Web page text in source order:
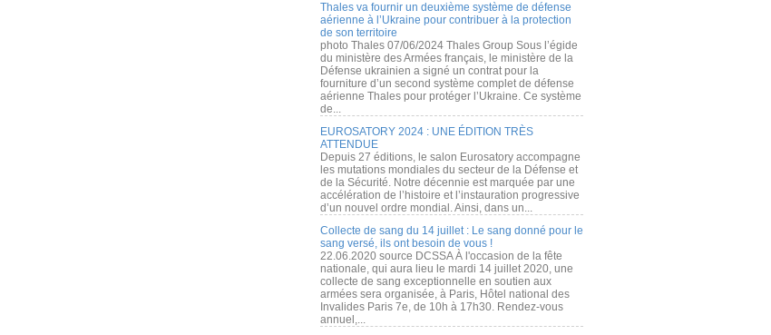
Thales va fournir un deuxième système de défense
aérienne à l’Ukraine pour contribuer à la protection
de son territoire
photo Thales 07/06/2024 Thales Group Sous l’égide
du ministère des Armées français, le ministère de la
Défense ukrainien a signé un contrat pour la
fourniture d’un second système complet de défense
aérienne Thales pour protéger l’Ukraine. Ce système
de...
EUROSATORY 2024 : UNE ÉDITION TRÈS
ATTENDUE
Depuis 27 éditions, le salon Eurosatory accompagne
les mutations mondiales du secteur de la Défense et
de la Sécurité. Notre décennie est marquée par une
accélération de l’histoire et l’instauration progressive
d’un nouvel ordre mondial. Ainsi, dans un...
Collecte de sang du 14 juillet : Le sang donné pour le
sang versé, ils ont besoin de vous !
22.06.2020 source DCSSA À l'occasion de la fête
nationale, qui aura lieu le mardi 14 juillet 2020, une
collecte de sang exceptionnelle en soutien aux
armées sera organisée, à Paris, Hôtel national des
Invalides Paris 7e, de 10h à 17h30. Rendez-vous
annuel,...